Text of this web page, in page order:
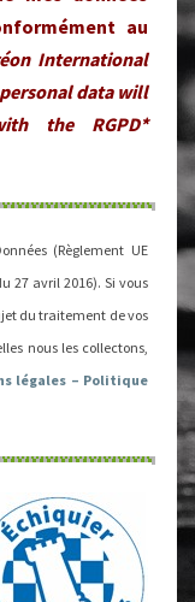
au
International
data will
the RGPD*
(Règlement UE
27 avril 2016). Si vous
du traitement de vos
nous les collectons,
légales – Politique